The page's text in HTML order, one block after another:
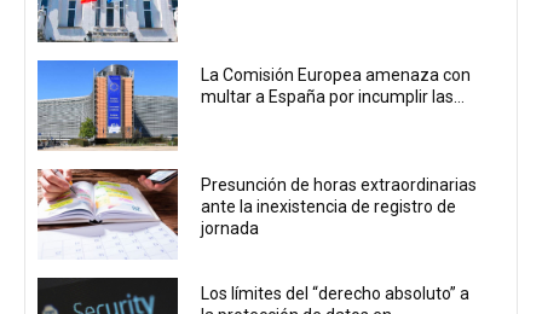
La Comisión Europea amenaza con
multar a España por incumplir las...
Presunción de horas extraordinarias
ante la inexistencia de registro de
jornada
Los límites del “derecho absoluto” a